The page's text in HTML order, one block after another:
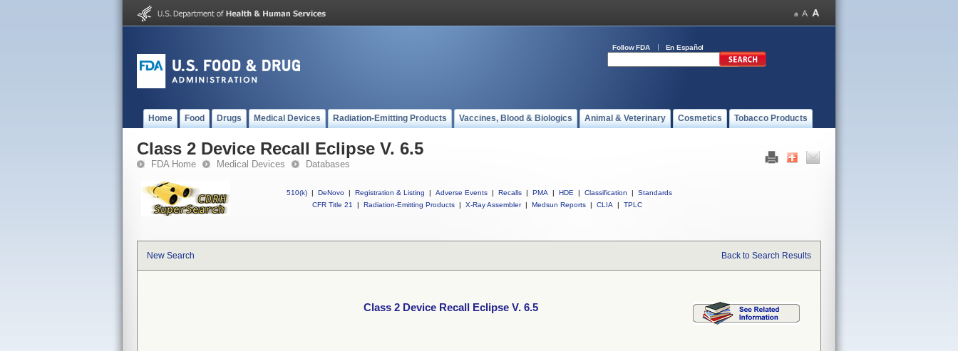
Follow FDA En Español
Home Food Drugs Medical Devices Radiation-Emitting Products Vaccines, Blood & Biologics Animal & Veterinary Cosmetics Tobacco Products
Class 2 Device Recall Eclipse V. 6.5
FDA Home Medical Devices Databases
510(k) | DeNovo | Registration & Listing | Adverse Events | Recalls | PMA | HDE | Classification |
Standards
CFR Title 21
| Radiation-Emitting Products | X-Ray Assembler | Medsun Reports | CLIA | TPLC
New Search Back to Search Results
Class 2 Device Recall Eclipse V. 6.5